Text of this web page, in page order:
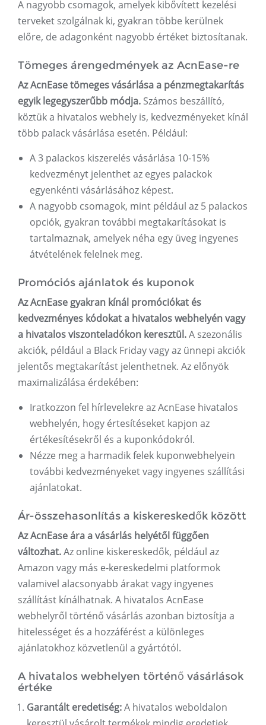
A nagyobb csomagok, amelyek kibővített kezelési
terveket szolgálnak ki, gyakran többe kerülnek
előre, de adagonként nagyobb értéket biztosítanak.
Tömeges árengedmények az AcnEase-re
Az AcnEase tömeges vásárlása a pénzmegtakarítás
egyik legegyszerűbb módja. Számos beszállító,
köztük a hivatalos webhely is, kedvezményeket kínál
több palack vásárlása esetén. Például:
A 3 palackos kiszerelés vásárlása 10-15%
kedvezményt jelenthet az egyes palackok
egyenkénti vásárlásához képest.
A nagyobb csomagok, mint például az 5 palackos
opciók, gyakran további megtakarításokat is
tartalmaznak, amelyek néha egy üveg ingyenes
átvételének felelnek meg.
Promóciós ajánlatok és kuponok
Az AcnEase gyakran kínál promóciókat és
kedvezményes kódokat a hivatalos webhelyén vagy
a hivatalos viszonteladókon keresztül.A szezonális
akciók, például a Black Friday vagy az ünnepi akciók
jelentős megtakarítást jelenthetnek. Az előnyök
maximalizálása érdekében:
Iratkozzon fel hírlevelekre az AcnEase hivatalos
webhelyén, hogy értesítéseket kapjon az
értékesítésekről és a kuponkódokról.
Nézze meg a harmadik felek kuponwebhelyein
további kedvezményeket vagy ingyenes szállítási
ajánlatokat.
Ár-összehasonlítás a kiskereskedők között
Az AcnEase ára a vásárlás helyétől függően
változhat.Az online kiskereskedők, például az
Amazon vagy más e-kereskedelmi platformok
valamivel alacsonyabb árakat vagy ingyenes
szállítást kínálhatnak. A hivatalos AcnEase
webhelyről történő vásárlás azonban biztosítja a
hitelességet és a hozzáférést a különleges
ajánlatokhoz közvetlenül a gyártótól.
A hivatalos webhelyen történő vásárlások
értéke
Garantált eredetiség:A hivatalos weboldalon